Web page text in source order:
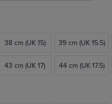
38 cm (UK 15) 39 cm (UK 15.5)
43 cm (UK 17) 44 cm (UK 17.5)